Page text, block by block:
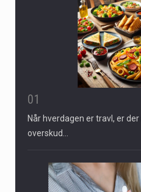
01
Når hverdagen er travl, er
overskud…